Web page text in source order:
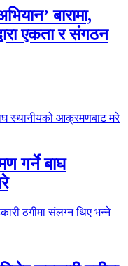
बारामा,
एकता र संगठन
गर्ने बाघ